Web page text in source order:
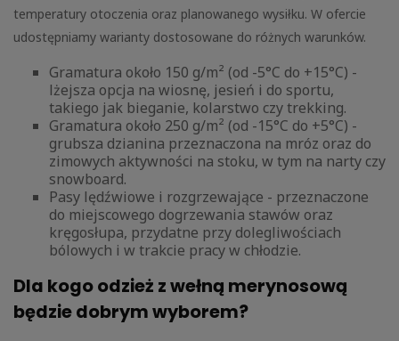
temperatury otoczenia oraz planowanego wysiłku. W ofercie
udostępniamy warianty dostosowane do różnych warunków.
Gramatura około 150 g/m² (od -5°C do +15°C) -
lżejsza opcja na wiosnę, jesień i do sportu,
takiego jak bieganie, kolarstwo czy trekking.
Gramatura około 250 g/m² (od -15°C do +5°C) -
grubsza dzianina przeznaczona na mróz oraz do
zimowych aktywności na stoku, w tym na narty czy
snowboard.
Pasy lędźwiowe i rozgrzewające - przeznaczone
do miejscowego dogrzewania stawów oraz
kręgosłupa, przydatne przy dolegliwościach
bólowych i w trakcie pracy w chłodzie.
Dla kogo odzież z wełną merynosową
będzie dobrym wyborem?